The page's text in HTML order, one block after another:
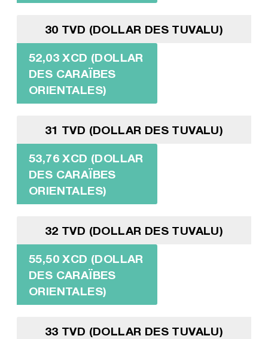
30 TVD (DOLLAR DES TUVALU)
52,03 XCD (DOLLAR
DES CARAÏBES
ORIENTALES)
31 TVD (DOLLAR DES TUVALU)
53,76 XCD (DOLLAR
DES CARAÏBES
ORIENTALES)
32 TVD (DOLLAR DES TUVALU)
55,50 XCD (DOLLAR
DES CARAÏBES
ORIENTALES)
33 TVD (DOLLAR DES TUVALU)